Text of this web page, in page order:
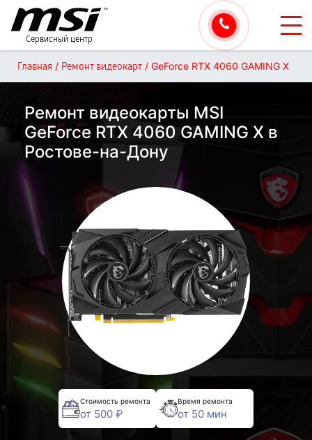
Сервисный центр
Главная / Ремонт видеокарт / GeForce RTX 4060 GAMING X
Ремонт видеокарты MSI
GeForce RTX 4060 GAMING X в
Ростове-на-Дону
Стоимость ремонта
от 500 ₽
Время ремонта
от 50 мин